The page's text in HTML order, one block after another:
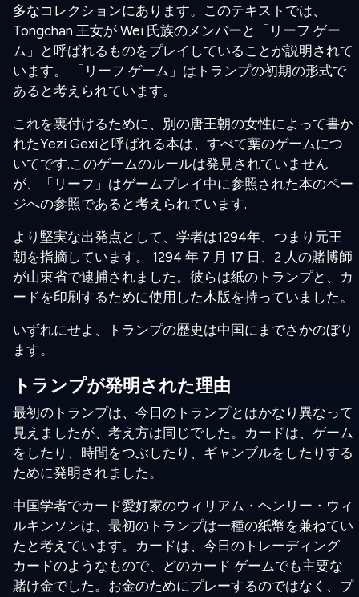
多なコレクションにあります。このテキストでは、
Tongchan 王女が Wei 氏族のメンバーと「リーフ ゲー
ム」と呼ばれるものをプレイしていることが説明されて
います。 「リーフ ゲーム」はトランプの初期の形式で
あると考えられています。
これを裏付けるために、別の唐王朝の女性によって書か
れたYezi Gexiと呼ばれる本は、すべて葉のゲームにつ
いてです.このゲームのルールは発見されていません
が、「リーフ」はゲームプレイ中に参照された本のペー
ジへの参照であると考えられています.
より堅実な出発点として、学者は1294年、つまり元王
朝を指摘しています。 1294 年 7 月 17 日、2 人の賭博師
が山東省で逮捕されました。彼らは紙のトランプと、カ
ードを印刷するために使用した木版を持っていました。
いずれにせよ、トランプの歴史は中国にまでさかのぼり
ます。
トランプが発明された理由
最初のトランプは、今日のトランプとはかなり異なって
見えましたが、考え方は同じでした。カードは、ゲーム
をしたり、時間をつぶしたり、ギャンブルをしたりする
ために発明されました。
中国学者でカード愛好家のウィリアム・ヘンリー・ウィ
ルキンソンは、最初のトランプは一種の紙幣を兼ねてい
たと考えています。カードは、今日のトレーディング
カードのようなもので、どのカード ゲームでも主要な
賭け金でした。お金のためにプレーするのではなく、プ